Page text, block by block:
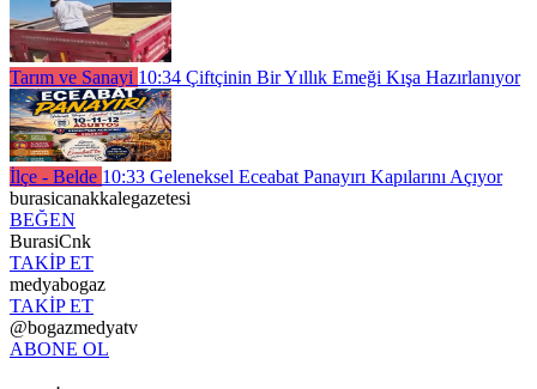
Tarım ve Sanayi 10:34 Çiftçinin Bir Yıllık Emeği Kışa Hazırlanıyor
İlçe - Belde 10:33 Geleneksel Eceabat Panayırı Kapılarını Açıyor
burasicanakkalegazetesi
BEĞEN
BurasiCnk
TAKİP ET
medyabogaz
TAKİP ET
@bogazmedyatv
ABONE OL